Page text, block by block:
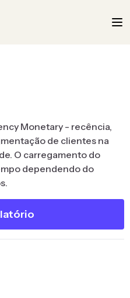
Monetary - recência,
de clientes na
O carregamento do
dependendo do